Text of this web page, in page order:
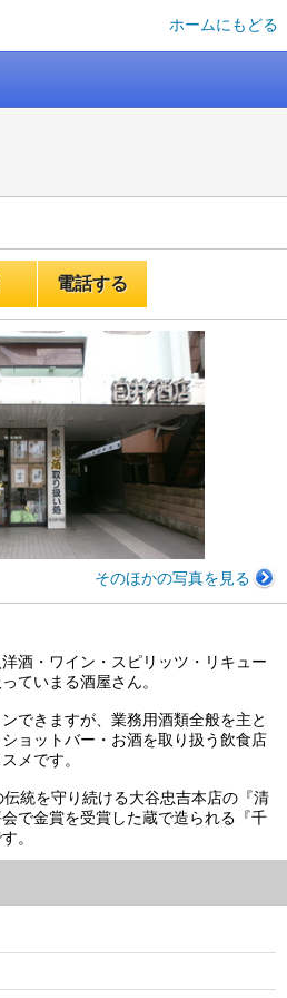
ホームにもどる
電話する
そのほかの写真を見る
酒・ワイン・スピリッツ・リキュー
ていまる酒屋さん。
できますが、業務用酒類全般を主と
ョットバー・お酒を取り扱う飲食店
メです。
統を守り続ける大谷忠吉本店の『清
で金賞を受賞した蔵で造られる『千
。